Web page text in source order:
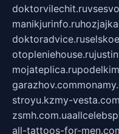
doktorvilechit.ru
manikjurinfo.ru
doktoradvice.ru
otopleniehouse.ru
mojateplica.ru
garazhov.com
stroyu.kzmy-vesta.com
zsmh.com.ua
all-tattoos-for-